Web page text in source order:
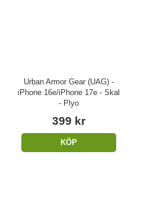
Urban Armor Gear (UAG) -
iPhone 16e/iPhone 17e - Skal
- Plyo
399 kr
KÖP